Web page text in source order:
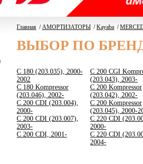
Главная /АМОРТИЗАТОРЫ /Kayaba /
ВЫБОР ПО
C 180 (203.035), 2000-
2002
C 180 Kompressor
(203.046), 2002-
C 200 CDI (203.004),
2000-
C 200 CDI (203.007),
2003-
C 200 CDI, 2001-
C 200 CGI
(203.043), 2003-
C 200 Kompressor
(203.042), 2002-
C 200 Kompressor
(203.045), 2000-
C 220 CDI
2000-
C 220 CDI
2004-